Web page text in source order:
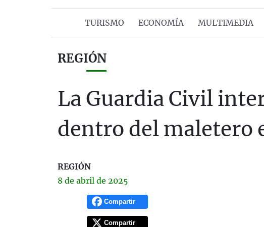
TURISMO ECONOMÍA MULTIMEDIA
REGIÓN
La Guardia Civil
dentro del maletero
REGIÓN
8 de abril de 2025
Compartir
Compartir